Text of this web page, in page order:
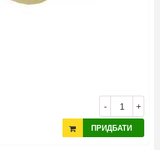
- +
ПРИДБАТИ